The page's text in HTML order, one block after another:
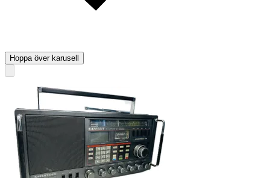
Hoppa över karusell